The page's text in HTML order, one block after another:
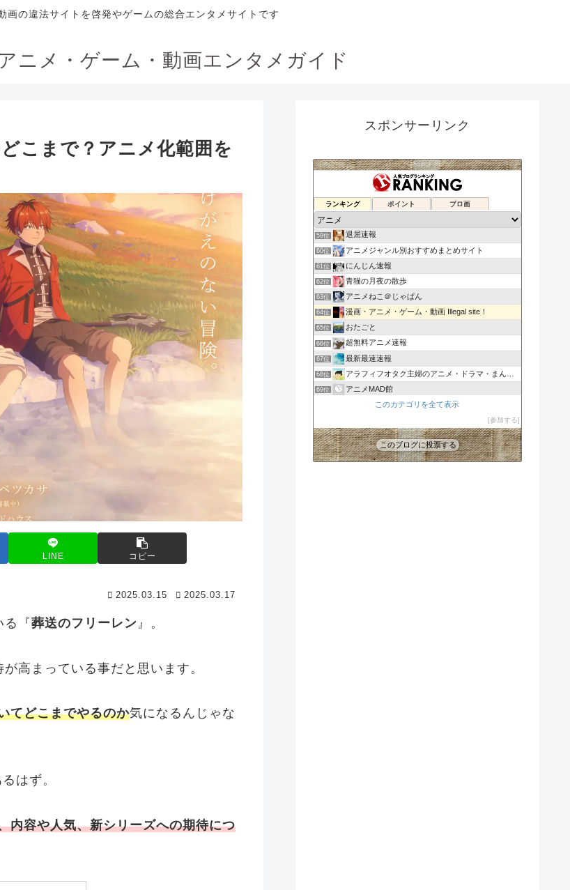
画の違法サイトを啓発やゲームの総合エンタメサイトです
ニメ・ゲーム・動画エンタメガイド
こまで？アニメ化範囲を
LINE コピー
2025.03.15 2025.03.17
る『葬送のフリーレン』。
高まっている事だと思います。
てどこまでやるのか気になるんじゃな
はず。
内容や人気、新シリーズへの期待につ
スポンサーリンク
ランキング ポイント ブロ画
57位 アニメもりもりNEWS
58位
59位 退屈速報
60位 アニメジャンル別おすすめまとめサイト
61位 にんじん速報
62位 青猫の月夜の散歩
63位 アニメねこ＠じゃぱん
64位 漫画・アニメ・ゲーム・動画 Illegal site！
65位 おたごと
66位 超無料アニメ速報
67位 最新最速速報
68位 アラフィフオタク主婦のアニメ・ドラマ・まんが情報
69位 アニメMAD館
月宮ライトのブログ
このカテゴリを全て表示
参加する
このブログに投票する